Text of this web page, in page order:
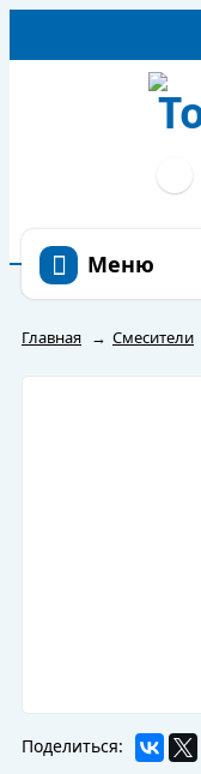
Меню
Главная → Смесители
Поделиться: